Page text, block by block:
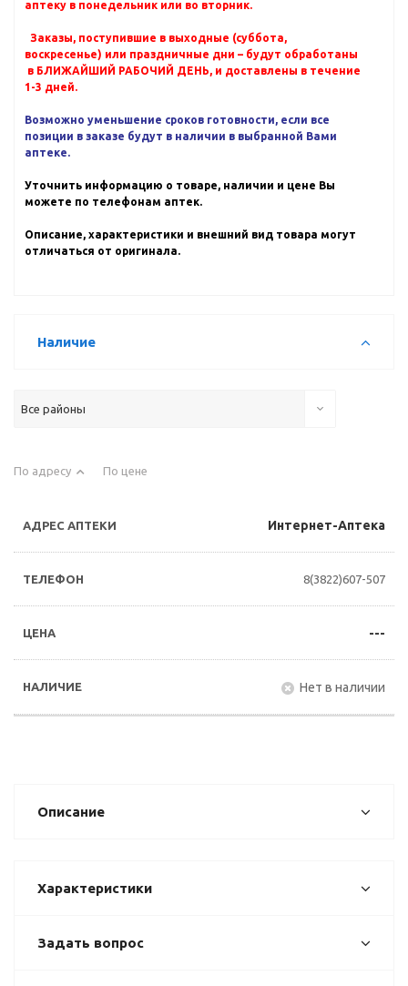
аптеку в понедельник или во вторник.
Заказы, поступившие в выходные (суббота,
воскресенье) или праздничные дни – будут обработаны
в БЛИЖАЙШИЙ РАБОЧИЙ ДЕНЬ, и доставлены в течение
1-3 дней.
Возможно уменьшение сроков готовности, если все
позиции в заказе будут в наличии в выбранной Вами
аптеке.
Уточнить информацию о товаре, наличии и цене Вы
можете по телефонам аптек.
Описание, характеристики и внешний вид товара могут
отличаться от оригинала.
Наличие
Все районы
По адресу По цене
Интернет-Аптека
8(3822)607-507
---
Нет в наличии
Описание
Характеристики
Задать вопрос